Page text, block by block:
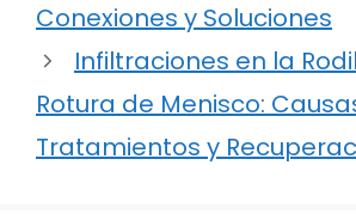
Conexiones y Soluciones
Infiltraciones en la
Rotura de Menisco:
Tratamientos y